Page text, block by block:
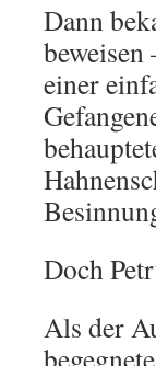
Dann
einer
Doch
Als der